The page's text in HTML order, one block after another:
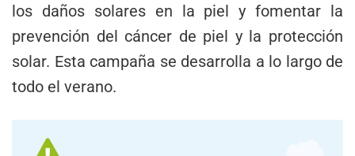
los daños solares en la piel y fomentar la
prevención del cáncer de piel y la protección
solar. Esta campaña se desarrolla a lo largo de
todo el verano.